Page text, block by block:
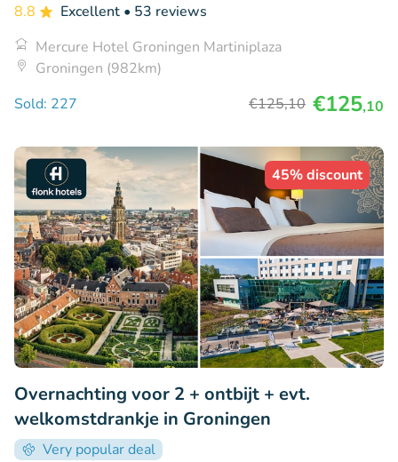
8.8 Excellent • 53 reviews
Mercure Hotel Groningen Martiniplaza
Groningen (982km)
Sold: 227
€125,10 €125,10
45% discount
Overnachting voor 2 + ontbijt + evt.
welkomstdrankje in Groningen
Very popular deal